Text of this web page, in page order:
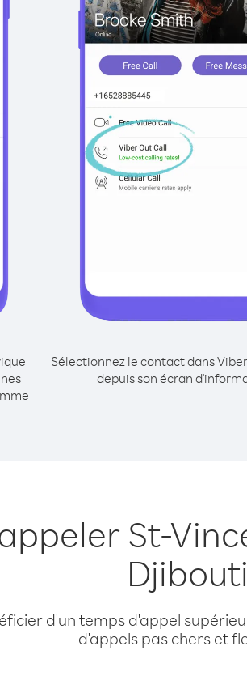
Sélectionnez le contact dans
depuis son écran
St-
Djibouti
d'un temps d'appel
d'appels pas chers et